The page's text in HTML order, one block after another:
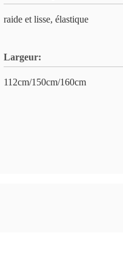
raide et lisse, élastique
Largeur:
112cm/150cm/160cm